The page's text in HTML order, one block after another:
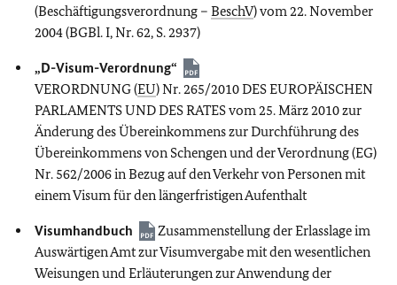
(Beschäftigungsverordnung – BeschV) vom 22. November
2004 (BGBl. I, Nr. 62, S. 2937)
„D-Visum-Verordnung“
VERORDNUNG (EU) Nr. 265/2010 DES EUROPÄISCHEN
PARLAMENTS UND DES RATES vom 25. März 2010 zur
Änderung des Übereinkommens zur Durchführung des
Übereinkommens von Schengen und der Verordnung (EG)
Nr. 562/2006 in Bezug auf den Verkehr von Personen mit
einem Visum für den längerfristigen Aufenthalt
Visumhandbuch
Zusammenstellung der Erlasslage im
Auswärtigen Amt zur Visumvergabe mit den wesentlichen
Weisungen und Erläuterungen zur Anwendung der